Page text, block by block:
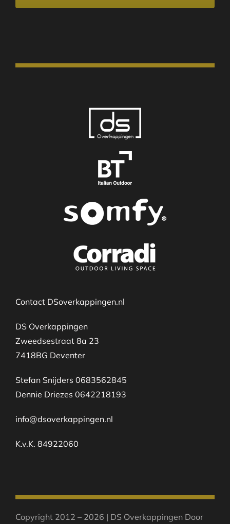
Contact DSoverkappingen.nl
DS Overkappingen
Zweedsestraat 8a 23
7418BG Deventer
Stefan Snijders 0683562845
Dennie Driezes 0642218193
info@dsoverkappingen.nl
K.v.K. 84922060
Copyright 2012 – 2026 | DS Overkappingen Door